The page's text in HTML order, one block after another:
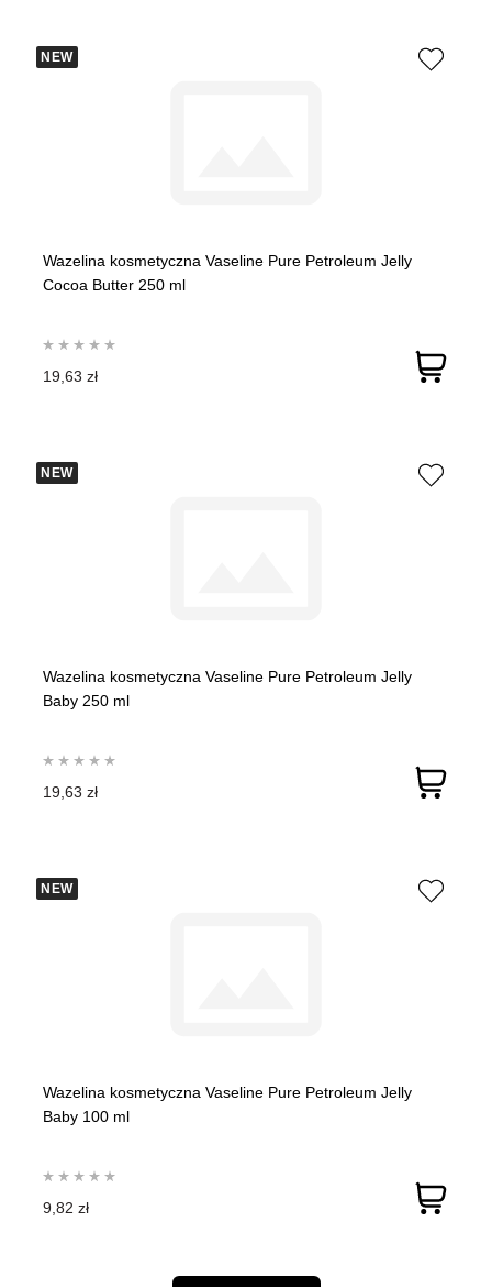
NEW
Wazelina kosmetyczna Vaseline Pure Petroleum Jelly
Cocoa Butter 250 ml
19,63 zł
NEW
Wazelina kosmetyczna Vaseline Pure Petroleum Jelly
Baby 250 ml
19,63 zł
NEW
Wazelina kosmetyczna Vaseline Pure Petroleum Jelly
Baby 100 ml
9,82 zł